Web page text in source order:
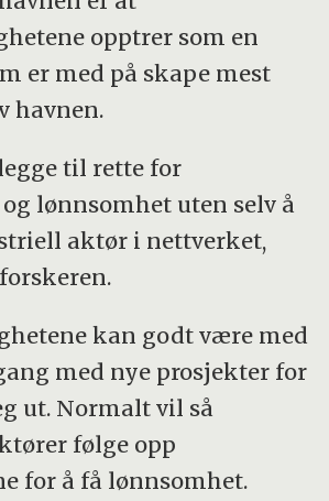
opptrer som en
er med på skape mest
havnen.
til rette for
lønnsomhet uten selv å
aktør i nettverket,
kan godt være med
med nye prosjekter for
ut. Normalt vil så
følge opp
for å få lønnsomhet.